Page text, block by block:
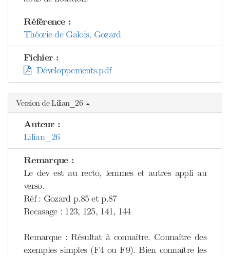
Référence :
Théorie de Galois, Gozard
Fichier :
Développements.pdf
Version de Lilian_26
Auteur :
Lilian_26
Remarque :
Le dev est au recto, lemmes et autres appli au
verso.
Réf : Gozard p.85 et p.87
Recasage : 123, 125, 141, 144
Remarque : Résultat à connaître. Connaître des
exemples simples (F4 ou F9). Bien connaître les